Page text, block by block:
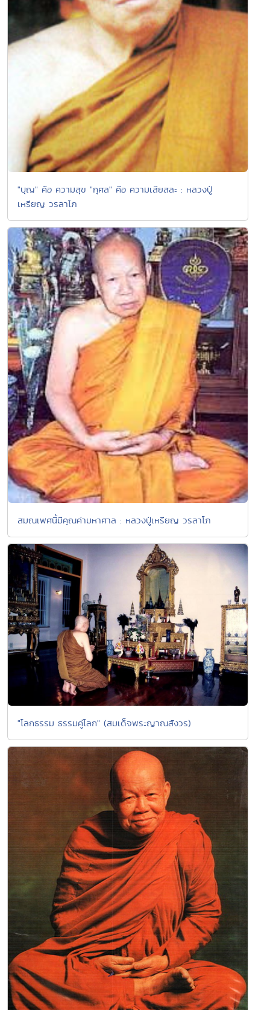
"บุญ" คือ ความสุข "กุศล" คือ ความเสียสละ : หลวงปู่
เหรียญ วรลาโภ
สมณเพศนี้มีคุณค่ามหาศาล : หลวงปู่เหรียญ วรลาโภ
"โลกธรรม ธรรมคู่โลก" (สมเด็จพระญาณสังวร)